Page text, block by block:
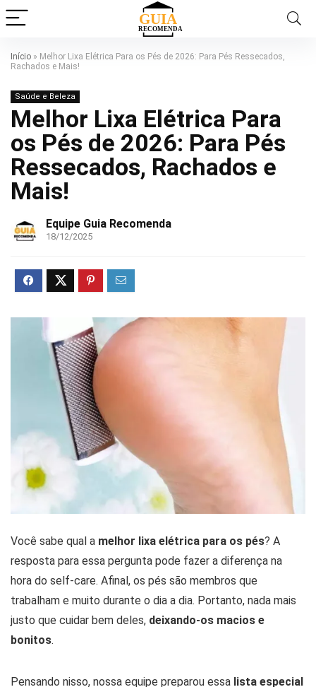
Início » Melhor Lixa Elétrica Para os Pés de 2026: Para Pés Ressecados,
Rachados e Mais!
Saúde e Beleza
Melhor Lixa Elétrica Para
os Pés de 2026: Para Pés
Ressecados, Rachados e
Mais!
Equipe Guia Recomenda
18/12/2025
Você sabe qual a melhor lixa elétrica para os pés? A
resposta para essa pergunta pode fazer a diferença na
hora do self-care. Afinal, os pés são membros que
trabalham e muito durante o dia a dia. Portanto, nada mais
justo que cuidar bem deles, deixando-os macios e
bonitos.
Pensando nisso, nossa equipe preparou essa lista especial